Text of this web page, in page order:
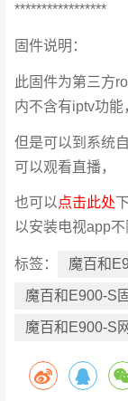
*****************
固件说明：
此固件为第三方
内不含有iptv功能
但是可以到系统
可以观看直播，
也可以点击此处
以安装电视app不
标签： 魔百和
魔百和E900-S
魔百和E900-S